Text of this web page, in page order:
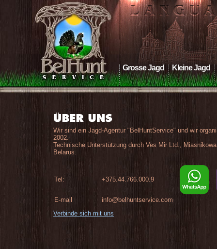
Grosse Jagd Kleine Jagd
Wir sind ein Jagd-Agentur "BelHuntService" und wir
2002.
Technische Unterstützung durch Ves Mir Ltd.,
Belarus.
Tel: +375.44.766.000.9
E-mail
info@belhuntservice.com
Verbinde sich mit uns